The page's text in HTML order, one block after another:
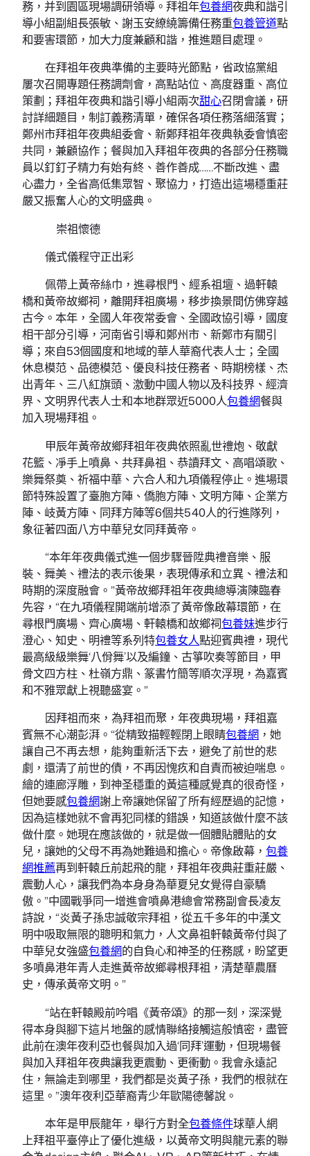
務，并到園區現場調研領導。拜祖年包養網夜典和諧引
導小組副組長張敏、謝玉安繚繞籌備任務重包養管道點
和要害環節，加大力度兼顧和諧，推進題目處理。
在拜祖年夜典準備的主要時光節點，省政協黨組
屢次召開專題任務調劑會，高點站位、高度器重、高位
策劃；拜祖年夜典和諧引導小組兩次甜心召閉會議，研
討詳細題目，制訂義務清單，確保各項任務落細落實；
鄭州市拜祖年夜典組委會、新鄭拜祖年夜典執委會慎密
共同，兼顧協作；餐與加入拜祖年夜典的各部分任務職
員以釘釘子精力有始有終、善作善成……不斷改進、盡
心盡力，全省高低集眾智、聚協力，打造出這場穩重莊
嚴又振奮人心的文明盛典。
崇祖懷德
儀式儀程守正出彩
佩帶上黃帝絲巾，進尋根門、經系祖壇、過軒轅
橋和黃帝故鄉祠，離開拜祖廣場，移步換景間仿佛穿越
古今。本年，全國人年夜常委會、全國政協引導，國度
相干部分引導，河南省引導和鄭州市、新鄭市有關引
導；來自53個國度和地域的華人華裔代表人士；全國
休息模范、品德模范、優良科技任務者、時期榜樣、杰
出青年、三八紅旗頭、激動中國人物以及科技界、經濟
界、文明界代表人士和本地群眾近5000人包養網餐與
加入現場拜祖。
甲辰年黃帝故鄉拜祖年夜典依照亂世禮炮、敬獻
花籃、凈手上噴鼻、共拜鼻祖、恭讀拜文、高唱頌歌、
樂舞祭奠、祈福中華、六合人和九項儀程停止。進場環
節特殊設置了臺胞方陣、僑胞方陣、文明方陣、企業方
陣、岐黃方陣、同拜方陣等6個共540人的行進隊列，
象征著四面八方中華兒女同拜黃帝。
“本年年夜典儀式進一個步驟晉陞典禮音樂、服
裝、舞美、禮法的表示後果，表現傳承和立異、禮法和
時期的深度融會。”黃帝故鄉拜祖年夜典總導演陳臨春
先容，“在九項儀程開端前增添了黃帝像啟幕環節，在
尋根門廣場、齊心廣場、軒轅橋和故鄉祠包養妹進步行
澄心、知史、明禮等系列特包養女人點迎賓典禮，現代
最高級級樂舞‘八佾舞’以及編鐘、古箏吹奏等節目，甲
骨文四方柱、杜嶺方鼎、篆書竹簡等順次浮現，為嘉賓
和不雅眾獻上視聽盛宴。”
因拜祖而來，為拜祖而聚，年夜典現場，拜祖嘉
賓無不心潮彭湃。“從精致描輕輕閉上眼睛包養網 ，她
讓自己不再去想，能夠重新活下去，避免了前世的悲
劇，還清了前世的債，不再因愧疚和自責而被迫喘息。
繪的連廊浮雕，到神圣穩重的黃這種感覺真的很奇怪，
但她要感包養網謝上帝讓她保留了所有經歷過的記憶，
因為這樣她就不會再犯同樣的錯誤，知道該做什麼不該
做什麼。她現在應該做的，就是做一個體貼體貼的女
兒，讓她的父母不再為她難過和擔心。帝像啟幕， 包養
網推薦再到軒轅丘前起飛的龍，拜祖年夜典莊重莊嚴、
震動人心，讓我們為本身身為華夏兒女覺得自豪驕
傲。”中國戰爭同一增進會噴鼻港總會常務副會長凌友
詩說，“炎黃子孫忠誠敬宗拜祖，從五千多年的中漢文
明中吸取無限的聰明和氣力，人文鼻祖軒轅黃帝付與了
中華兒女強盛包養網的自負心和神圣的任務感，盼望更
多噴鼻港年青人走進黃帝故鄉尋根拜祖，清楚華農曆
史，傳承黃帝文明。”
“站在軒轅殿前吟唱《黃帝頌》的那一刻，深深覺
得本身與腳下這片地盤的感情聯絡接觸這般慎密，盡管
此前在澳年夜利亞也餐與加入過‘同拜’運動，但現場餐
與加入拜祖年夜典讓我更震動、更衝動。我會永遠記
住，無論走到哪里，我們都是炎黃子孫，我們的根就在
這里。”澳年夜利亞華裔青少年歐陽德馨說。
本年是甲辰龍年，舉行方對全包養條件球華人網
上拜祖平臺停止了優化進級，以黃帝文明與龍元素的聯